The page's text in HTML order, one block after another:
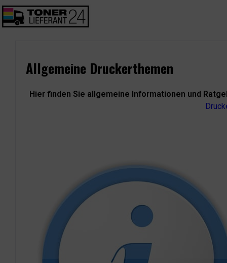
Allgemeine Druckerthemen
Hier finden Sie allgemeine Informationen und